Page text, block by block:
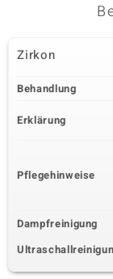
Zirkon
Behandlung
Erklärung
Pflegehinweise
Dampfreinigung